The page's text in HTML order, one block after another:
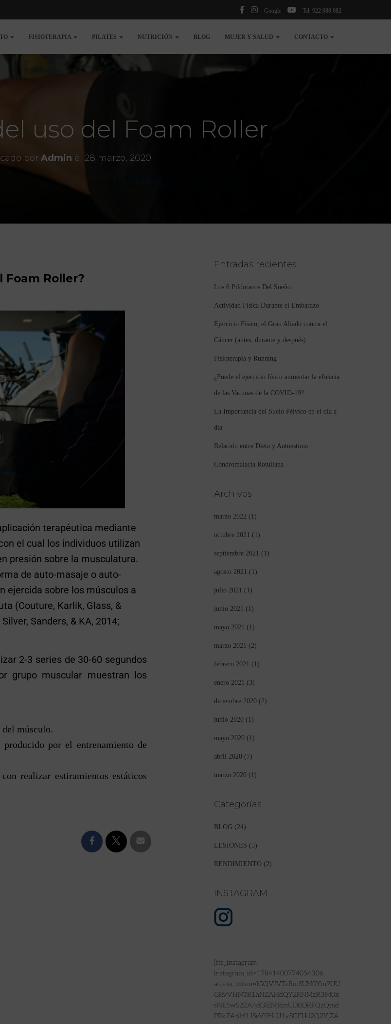
Google Tel. 922 088 082
FISIOTERAPIA PILATES NUTRICIÓN BLOG MUJER Y SALUD CONTACTO
uso del Foam Roller
por Admin el 28 marzo, 2020
Foam Roller?
terapéutica mediante
el cual los individuos utilizan
presión sobre la musculatura.
de auto-masaje o auto-
ejercida sobre los músculos a
(Couture, Karlik, Glass, &
Sanders, & KA, 2014;
2-3 series de 30-60 segundos
grupo muscular muestran los
del músculo.
por el entrenamiento de
realizar estiramientos estáticos
Entradas recientes
Los 6 Pildorazos Del Sueño.
Actividad Física Durante el Embarazo
Ejercicio Físico, el Gran Aliado contra el
Cáncer (antes, durante y después)
Fisioterapia y Running
¿Puede el ejercicio físico aumentar la eficacia
de las Vacunas de la COVID-19?
La Importancia del Suelo Pélvico en el día a
día
Relación entre Dieta y Autoestima
Condromalacia Rotuliana
Archivos
marzo 2022 (1)
octubre 2021 (1)
septiembre 2021 (1)
agosto 2021 (1)
julio 2021 (1)
junio 2021 (1)
mayo 2021 (1)
marzo 2021 (2)
febrero 2021 (1)
enero 2021 (3)
diciembre 2020(2)
junio 2020(1)
mayo 2020(1)
abril 2020(7)
marzo 2020(1)
Categorías
BLOG (24)
LESIONES (5)
RENDIMIENTO(2)
INSTAGRAM
[fts_instagram
instagram_id=17841400774054306
access_token=IGQVJVTzRmSUN0Ym9UU
GRvVHNTR1hNZAHdQY2RNMzR3M0x
sNE5wS2ZA4dGlENjRmUDBDRFQzQmd
PRkZA6M1JSeV9HcU1vSGFUd2Q2YjZA